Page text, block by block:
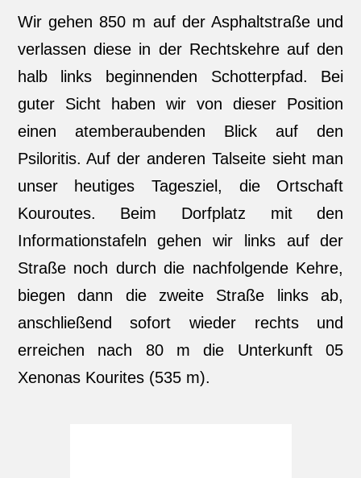
Wir gehen 850 m auf der Asphaltstraße und
verlassen diese in der Rechtskehre auf den
halb links beginnenden Schotterpfad. Bei
guter Sicht haben wir von dieser Position
einen atemberaubenden Blick auf den
Psiloritis. Auf der anderen Talseite sieht man
unser heutiges Tagesziel, die Ortschaft
Kouroutes. Beim Dorfplatz mit den
Informationstafeln gehen wir links auf der
Straße noch durch die nachfolgende Kehre,
biegen dann die zweite Straße links ab,
anschließend sofort wieder rechts und
erreichen nach 80 m die Unterkunft 05
Χenonas Kourites (535 m).